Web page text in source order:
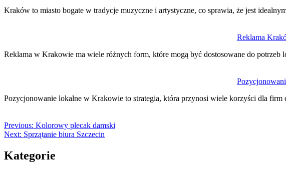
Kraków to miasto bogate w tradycje muzyczne i artystyczne, co sprawia, że jest
Reklama
Reklama w Krakowie ma wiele różnych form, które mogą być dostosowane do
Pozycjonowanie lokalne w Krakowie to strategia, która przynosi wiele korzyści dla firm
Previous: Kolorowy plecak damski
Next: Sprzątanie biura Szczecin
Kategorie